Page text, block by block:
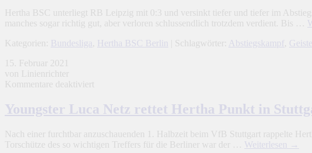
den
Knien
Abstiegsmorast
Hertha BSC unterliegt RB Leipzig mit 0:3 und versinkt tiefer und tiefer im
manches sogar richtig gut, aber verloren schlussendlich trotzdem verdient. Bis …
Kategorien:
Bundesliga Hertha BSC Berlin | Schlagwörter: Abstiegskampf
15. Februar 2021
von Linienrichter
Kommentare deaktiviert
Luca
Netz
Hertha
Punkt
Youngster Luca Netz rettet Hertha Punkt in
Nach einer furchtbar anzuschauenden 1. Halbzeit beim VfB Stuttgart rappelte
Torschütze des so wichtigen Treffers für die Berliner war der … Weiterlesen
→